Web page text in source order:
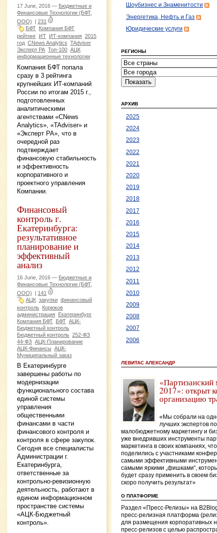
17 June, 2016 — Бюджетные и
Финансовые Технологии (БФТ,
ООО)
231
БФТ
Компания БФТ
рейтинг
ИТ ИТ-компания 2015
год CNews Analytics TAdviser
Эксперт РА Топ-100 АЦК
информационные технологии
Компания БФТ попала
сразу в 3 рейтинга
крупнейших ИТ-компаний
России по итогам 2015 г.,
подготовленных
аналитическими
агентствами «CNews
Analytics», «TAdviser» и
«Эксперт РА», что в
очередной раз
подтверждает
финансовую стабильность
и эффективность
корпоративного и
проектного управления
Компании.
Финансовый
контроль г.
Екатеринбурга:
результативное
планирование и
эффективный
анализ
16 June, 2016 — Бюджетные и
Финансовые Технологии (БФТ,
ООО) | 141
АЦК закупки финансовый
контроль Корюков
администрация Екатеринбург
Компания БФТ БФТ АЦК-
Бюджетный контроль
Бюджетный контроль 252-ФЗ
44-ФЗ АЦК-Планирование
АЦК-Финансы АЦК-
Муниципальный заказ
В Екатеринбурге
завершены работы по
модернизации
функционального состава
единой системы
управления
общественными
финансами в части
финансового контроля и
контроля в сфере закупок.
Сегодня все специалисты
Администрации г.
Екатеринбурга,
ответственные за
контрольно-ревизионную
деятельность, работают в
едином информационном
пространстве системы
«АЦК-Бюджетный
контроль».
Шоубизнес и Знаменитости
Энергетика, Нефть и Газ
Юридические услуги
РЕГИОНЫ
АРХИВ
2025
2024
2023
2022
2021
2020
2019
2018
2017
2016
2015
2014
2013
2012
2011
2010
2009
2008
2007
2006
ЛЕВИТАС АЛЕКСАНДР
«Партизанский
2017»: открыт
организацию
«Мы собрали на
лучших экспертов по
малобюджетному маркетингу и
уже внедривших инструменты
маркетинга в своих компаниях,
поделились с участниками
самыми эффективными
самыми яркими „фишками“,
будет сразу применить в своем
скоро получить результат»
О ПЛАТФОРМЕ
Раздел «Пресс-Релизы» на
пресс-релизная платформа
для размещения корпоративных
пресс-релизов с целью